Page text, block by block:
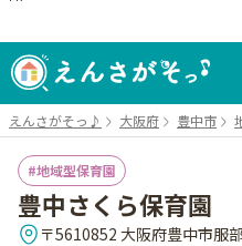
えんさがそっ♪ 大阪府 豊中市
地域型保育園
豊中さくら保育園
〒5610852 大阪府豊中市服